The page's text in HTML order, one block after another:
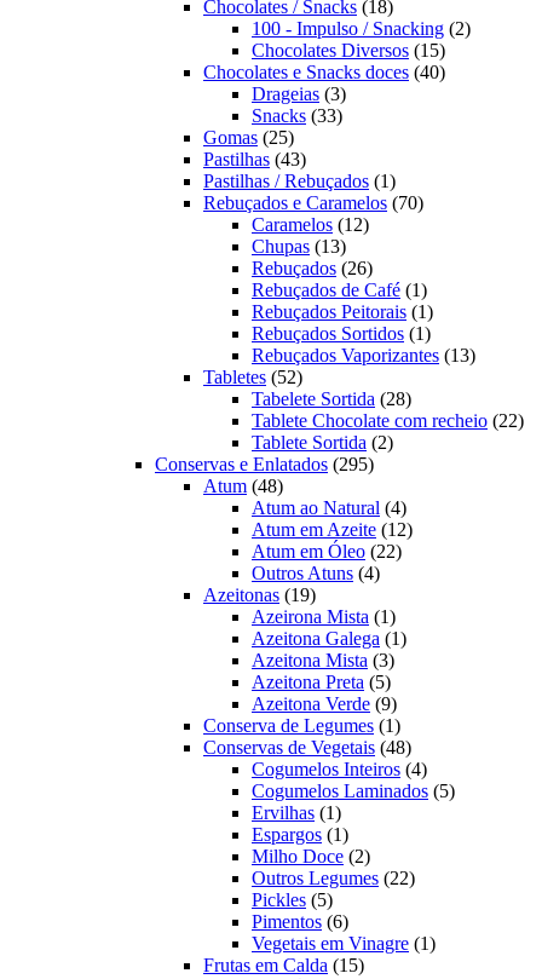
produtos
Chocolates / Snacks 1818
produtos
100 - Impulso / Snacking 22
Chocolates Diversos 1515
produtos
Chocolates e Snacks doces 4040
Drageias 33
produtos
Snacks 3333
Gomas 2525
produtos
Pastilhas 4343
produtos
Pastilhas / Rebuçados 11
produto
Rebuçados e Caramelos 7070
Caramelos 1212
Chupas 1313
produtos
Rebuçados 2626
produtos
Rebuçados de Café 11
produto
Rebuçados Peitorais 11
produto
Rebuçados Sortidos 11
produto
Rebuçados Vaporizantes 1313
Tabletes 5252
produtos
Tabelete Sortida 2828
produtos
Tablete Chocolate com recheio 2222
Tablete Sortida 22
Conservas e Enlatados 295295
Atum 4848
produtos
Atum ao Natural 44
produtos
Atum em Azeite 1212
Atum em Óleo 2222
Outros Atuns 44
Azeitonas 1919
produtos
Azeirona Mista 11
produto
Azeitona Galega 11
Azeitona Mista 33
produtos
Azeitona Preta 55
produtos
Azeitona Verde 99
produtos
Conserva de Legumes 11
produto
Conservas de Vegetais 4848
produtos
Cogumelos Inteiros 44
produtos
Cogumelos Laminados 55
Ervilhas 11
produto
Espargos 11
produto
Milho Doce 22
produtos
Outros Legumes 2222
Pickles 55
produtos
Pimentos 66
produtos
Vegetais em Vinagre 11
Frutas em Calda 1515